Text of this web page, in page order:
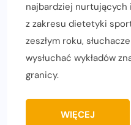
najbardziej nurtujących
z zakresu dietetyki
zeszłym roku,
wysłuchać wykładów
granicy.
WIĘCEJ